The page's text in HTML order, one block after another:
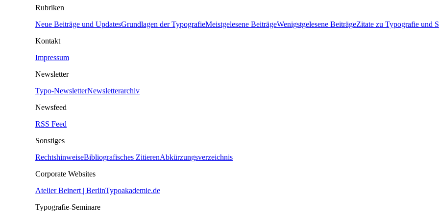
Rubriken
Neue Beiträge und UpdatesGrundlagen der TypografieMeistgelesene BeiträgeWenigstgelesene BeiträgeZitate zu Typografie und
Kontakt
Impressum
Newsletter
Typo-NewsletterNewsletterarchiv
Newsfeed
RSS Feed
Sonstiges
RechtshinweiseBibliografisches ZitierenAbkürzungsverzeichnis
Corporate Websites
Atelier Beinert | BerlinTypoakademie.de
Typografie-Seminare